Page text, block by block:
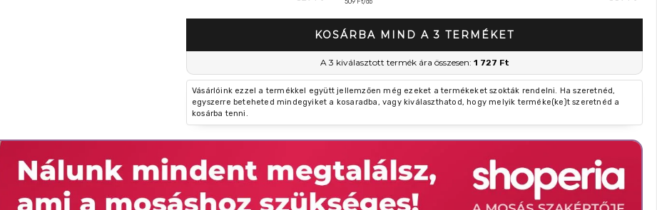
509 Ft/db
KOSÁRBA MIND A 3 TERMÉKET
A 3 kiválasztott termék ára összesen: 1 727 Ft
Vásárlóink ezzel a termékkel együtt jellemzően még ezeket a termékeket szokták rendelni. Ha szeretnéd,
egyszerre beteheted mindegyiket a kosaradba, vagy kiválaszthatod, hogy melyik terméke(ke)t szeretnéd a
kosárba tenni.